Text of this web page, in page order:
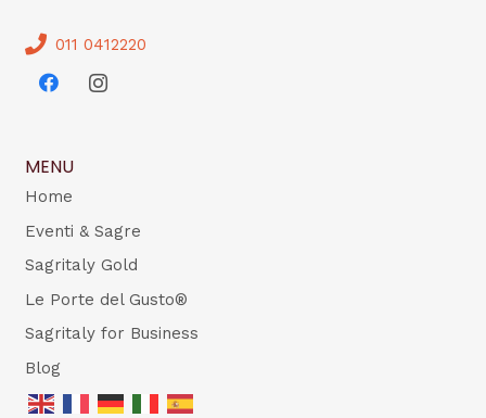
011 0412220
MENU
Home
Eventi & Sagre
Sagritaly Gold
Le Porte del Gusto®
Sagritaly for Business
Blog